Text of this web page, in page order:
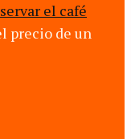
el café
precio de un